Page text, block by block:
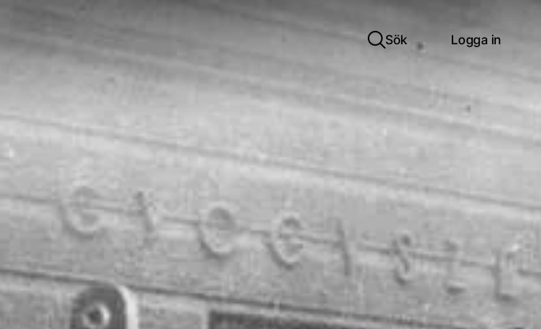
Sök Logga in